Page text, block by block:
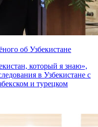
об Узбекистане
который я знаю»,
в Узбекистане с
и турецком